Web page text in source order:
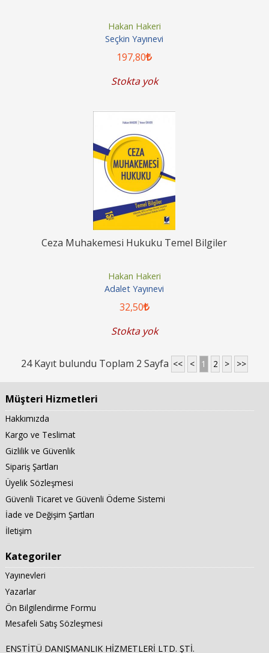
Hakan Hakeri
Seçkin Yayınevi
197,80
Stokta yok
Ceza Muhakemesi Hukuku Temel Bilgiler
Hakan Hakeri
Adalet Yayınevi
32,50
Stokta yok
24 Kayıt bulundu Toplam 2 Sayfa << < 1 2 > >>
Müşteri Hizmetleri
Hakkımızda
Kargo ve Teslimat
Gizlilik ve Güvenlik
Sipariş Şartları
Üyelik Sözleşmesi
Güvenli Ticaret ve Güvenli Ödeme Sistemi
İade ve Değişim Şartları
İletişim
Kategoriler
Yayınevleri
Yazarlar
Ön Bilgilendirme Formu
Mesafeli Satış Sözleşmesi
ENSTİTÜ DANIŞMANLIK HİZMETLERİ LTD. ŞTİ.